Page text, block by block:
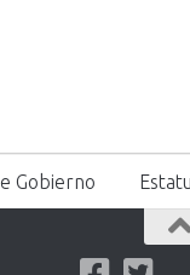
Gobierno